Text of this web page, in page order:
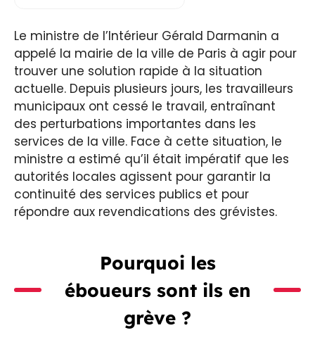
Le ministre de l’Intérieur Gérald Darmanin a
appelé la mairie de la ville de Paris à agir pour
trouver une solution rapide à la situation
actuelle. Depuis plusieurs jours, les travailleurs
municipaux ont cessé le travail, entraînant
des perturbations importantes dans les
services de la ville. Face à cette situation, le
ministre a estimé qu’il était impératif que les
autorités locales agissent pour garantir la
continuité des services publics et pour
répondre aux revendications des grévistes.
Pourquoi les
éboueurs sont ils en
grève ?